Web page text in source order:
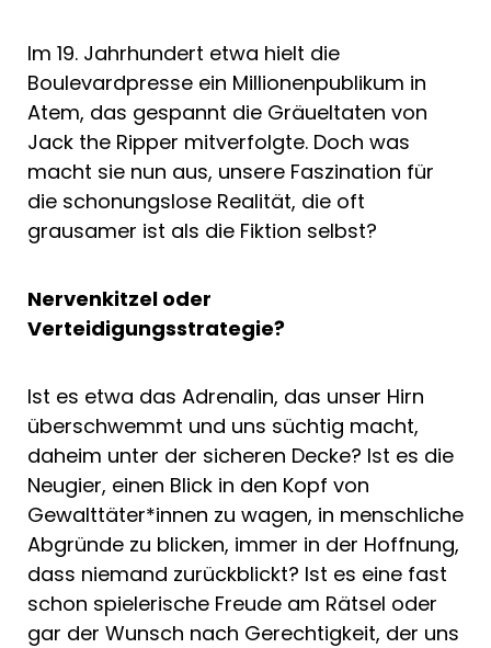
Im 19. Jahrhundert etwa hielt die
Boulevardpresse ein Millionenpublikum in
Atem, das gespannt die Gräueltaten von
Jack the Ripper mitverfolgte. Doch was
macht sie nun aus, unsere Faszination für
die schonungslose Realität, die oft
grausamer ist als die Fiktion selbst?
Nervenkitzel oder
Verteidigungsstrategie?
Ist es etwa das Adrenalin, das unser Hirn
überschwemmt und uns süchtig macht,
daheim unter der sicheren Decke? Ist es die
Neugier, einen Blick in den Kopf von
Gewalttäter*innen zu wagen, in menschliche
Abgründe zu blicken, immer in der Hoffnung,
dass niemand zurückblickt? Ist es eine fast
schon spielerische Freude am Rätsel oder
gar der Wunsch nach Gerechtigkeit, der uns